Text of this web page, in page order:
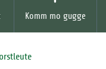
Komm mo gugge